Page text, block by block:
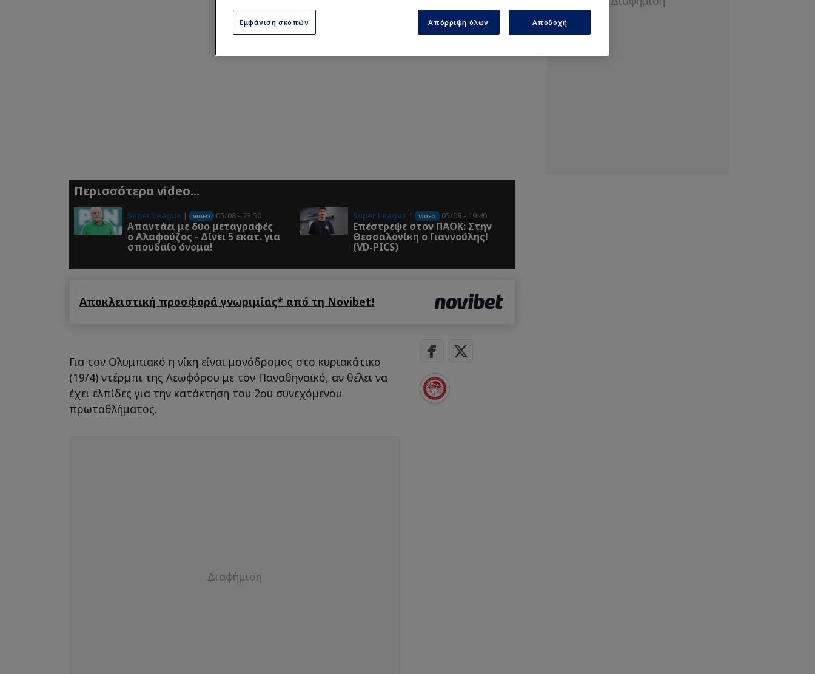
Περισσότερα video...
Super League | VIDEO 05/08 - 23:50
Απαντάει με δύο μεταγραφές
ο Αλαφούζος - Δίνει 5 εκατ. για
σπουδαίο όνομα!
Super League | VIDEO 05/08 - 19:40
Επέστρεψε στον ΠΑOK: Στην
Θεσσαλονίκη ο Γιαννούλης!
(VD-PICS)
Αποκλειστική προσφορά γνωριμίας* από τη Novibet!
Για τον Ολυμπιακό η νίκη είναι μονόδρομος στο κυριακάτικο
(19/4) ντέρμπι της Λεωφόρου με τον Παναθηναϊκό, αν θέλει να
έχει ελπίδες για την κατάκτηση του 2ου συνεχόμενου
πρωταθλήματος.
Εμφάνιση σκοπών Απόρριψη όλων Αποδοχή